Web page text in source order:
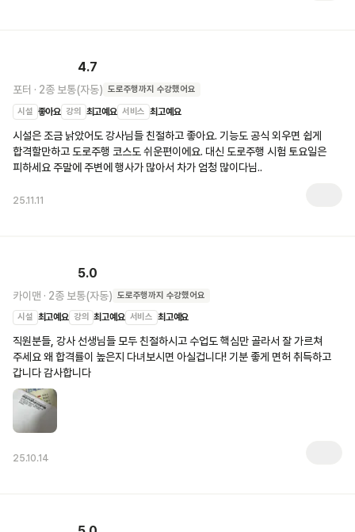
4.7
포터 · 2종 보통(자동) 도로주행까지 수강했어요
시설 좋아요 강의 최고예요 서비스 최고예요
시설은 조금 낡았어도 강사님들 친절하고 좋아요. 기능도 공식 외우면 쉽게
합격할만하고 도로주행 코스도 쉬운편이에요. 대신 도로주행 시험 토요일은
피하세요 주말에 주변에 행사가 많아서 차가 엄청 많이다님..
25.11.11
5.0
카이맨 · 2종 보통(자동) 도로주행까지 수강했어요
시설 최고예요 강의 최고예요 서비스 최고예요
직원분들, 강사 선생님들 모두 친절하시고 수업도 핵심만 골라서 잘 가르쳐
주세요 왜 합격률이 높은지 다녀보시면 아실겁니다! 기분 좋게 면허 취득하고
갑니다 감사합니다
25.10.14